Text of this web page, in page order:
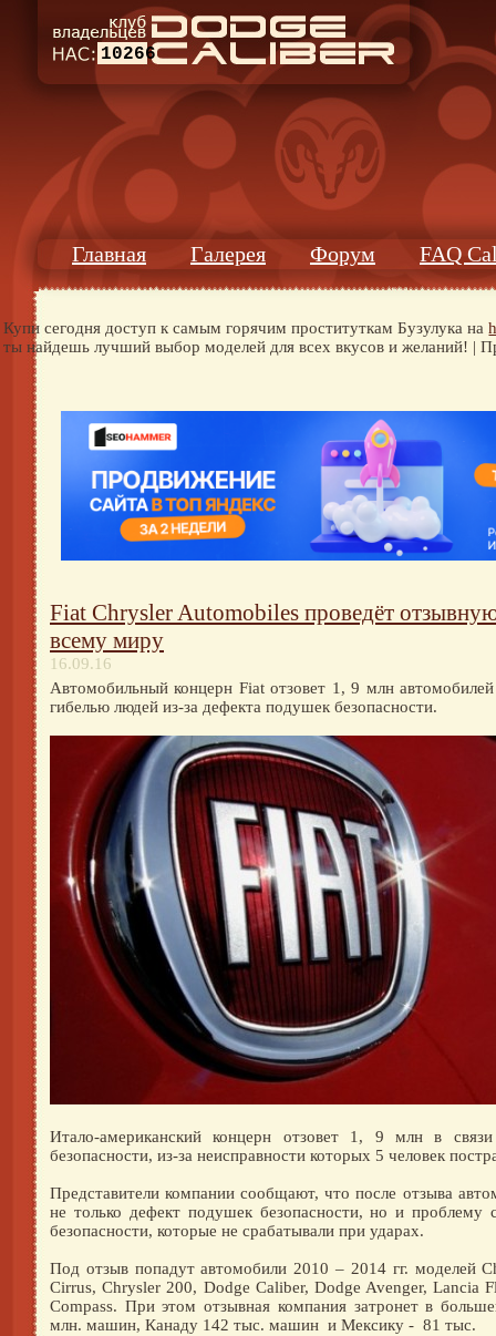
10266
Главная Галерея Форум FAQ
Купи сегодня доступ к самым горячим проституткам Бузулука на
ты найдешь лучший выбор моделей для всех вкусов и желаний! |
Fiat Chrysler Automobiles проведёт
всему миру
16.09.16
Автомобильный концерн Fiat отзовет 1, 9 млн
гибелью людей из-за дефекта подушек безопасности.
Итало-американский концерн отзовет 1, 9 млн в
безопасности, из-за неисправности которых 5 человек
Представители компании сообщают, что после отзыва
не только дефект подушек безопасности, но и проблему
безопасности, которые не срабатывали при ударах.
Под отзыв попадут автомобили 2010 – 2014 гг. моделей
Cirrus, Chrysler 200, Dodge Caliber, Dodge Avenger, Lancia
Compass. При этом отзывная компания затронет в
млн. машин, Канаду 142 тыс. машин и Мексику - 81 тыс.